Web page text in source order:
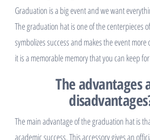
Graduation is a big event and we want
The graduation hat is one of the centerpieces
symbolizes success and makes the event
it is a memorable memory that you can keep
The advantages
The main advantage of the graduation hat is
academic success. This accessory gives an